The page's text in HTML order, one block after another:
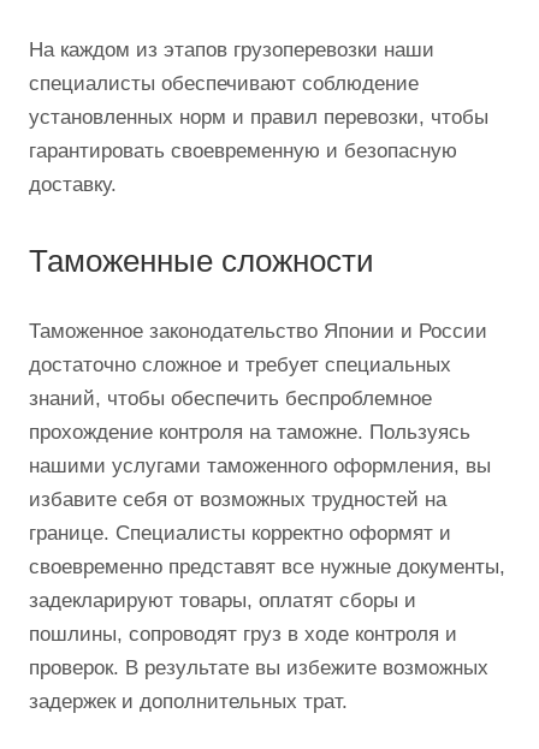
На каждом из этапов грузоперевозки наши
специалисты обеспечивают соблюдение
установленных норм и правил перевозки, чтобы
гарантировать своевременную и безопасную
доставку.
Таможенные сложности
Таможенное законодательство Японии и России
достаточно сложное и требует специальных
знаний, чтобы обеспечить беспроблемное
прохождение контроля на таможне. Пользуясь
нашими услугами таможенного оформления, вы
избавите себя от возможных трудностей на
границе. Специалисты корректно оформят и
своевременно представят все нужные документы,
задекларируют товары, оплатят сборы и
пошлины, сопроводят груз в ходе контроля и
проверок. В результате вы избежите возможных
задержек и дополнительных трат.